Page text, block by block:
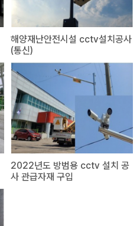
해양재난안전시설 cctv설치공사
(통신)
2022년도 방범용 cctv 설치 공
사 관급자재 구입